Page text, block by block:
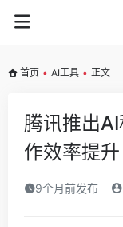
首页 • AI工具 • 正文
腾讯推出
作效率提升
9个月前发布